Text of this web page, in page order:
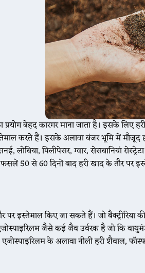
बेहद कारगर माना जाता है। इसके लिए
करते हैं। इसके अलावा बंजर भूमि में मौजूद हरी
लोबिया, पिलीपेसर, ग्वार, सेसबानियां
50 से 60 दिनों बाद हरी खाद के तौर पर
इस्तेमाल किए जा सकते हैं। जो बैक्ट्रीरिया
जैसे कई जैव उर्वरक है जो कि
के अलावा नीली हरी शैवाल,